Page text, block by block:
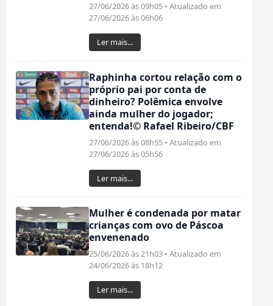
27/06/2026 às 09h05 • Atualizado em
27/06/2026 às 06h06
Ler mais...
Raphinha cortou relação com o
próprio pai por conta de
dinheiro? Polêmica envolve
ainda mulher do jogador;
entenda!© Rafael Ribeiro/CBF
27/06/2026 às 08h55 • Atualizado em
27/06/2026 às 05h56
Ler mais...
Mulher é condenada por matar
crianças com ovo de Páscoa
envenenado
25/06/2026 às 21h03 • Atualizado em
24/06/2026 às 18h12
Ler mais...